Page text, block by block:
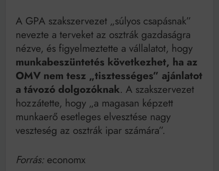
A GPA szakszervezet „súlyos csapásnak”
nevezte a terveket az osztrák gazdaságra
nézve, és figyelmeztette a vállalatot, hogy
munkabeszüntetés következhet, ha az
OMV nem tesz „tisztességes” ajánlatot
a távozó dolgozóknak. A szakszervezet
hozzátette, hogy „a magasan képzett
munkaerő esetleges elvesztése nagy
veszteség az osztrák ipar számára”.
Forrás: economx